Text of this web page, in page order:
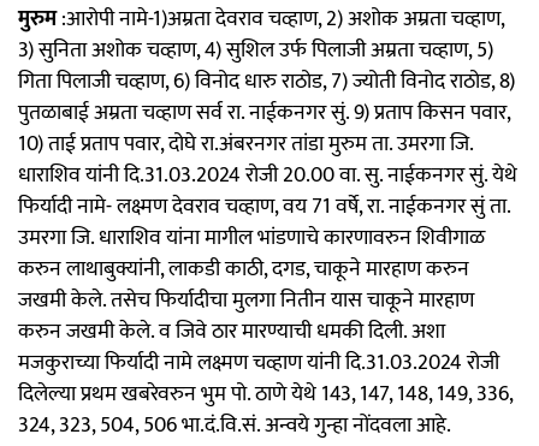
मुरुम:आरोपी नामे-1)अम्रता देवराव चव्हाण, 2) अशोक अम्रता चव्हाण,
3) सुनिता अशोक चव्हाण, 4) सुशिल उर्फ पिलाजी अम्रता चव्हाण, 5)
गिता पिलाजी चव्हाण, 6) विनोद धारु राठोड, 7) ज्योती विनोद राठोड, 8)
पुतळाबाई अम्रता चव्हाण सर्व रा. नाईकनगर सुं. 9) प्रताप किसन पवार,
10) ताई प्रताप पवार, दोघे रा.अंबरनगर तांडा मुरुम ता. उमरगा जि.
धाराशिव यांनी दि.31.03.2024 रोजी 20.00 वा. सु. नाईकनगर सुं. येथे
फिर्यादी नामे- लक्ष्मण देवराव चव्हाण, वय 71 वर्षे, रा. नाईकनगर सुं ता.
उमरगा जि. धाराशिव यांना मागील भांडणाचे कारणावरुन शिवीगाळ
करुन लाथाबुक्यांनी, लाकडी काठी, दगड, चाकूने मारहाण करुन
जखमी केले. तसेच फिर्यादीचा मुलगा नितीन यास चाकूने मारहाण
करुन जखमी केले. व जिवे ठार मारण्याची धमकी दिली. अशा
मजकुराच्या फिर्यादी नामे लक्ष्मण चव्हाण यांनी दि.31.03.2024 रोजी
दिलेल्या प्रथम खबरेवरुन भुम पो. ठाणे येथे 143, 147, 148, 149, 336,
324, 323, 504, 506 भा.दं.वि.सं. अन्वये गुन्हा नोंदवला आहे.